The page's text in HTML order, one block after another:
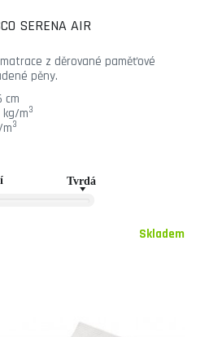
SERENA AIR
z děrované paměťové
pěny.
cm
kg/m3
3
Skladem